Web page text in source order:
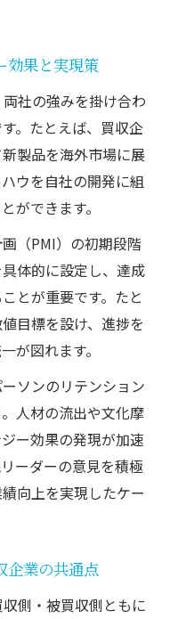
例と成長パターン
す価値と選択基準
る価値の本質とは
際の選択基準解説
面する課題と対策
実践ポイント
意思決定の流れ
効果と実現策
社の強みを掛け合わ
。たとえば、買収企
製品を海外市場に展
ウを自社の開発に組
ができます。
（PMI）の初期段階
体的に設定し、達成
とが重要です。たと
目標を設け、進捗を
が図れます。
ソンのリテンション
人材の流出や文化摩
ー効果の発現が加速
ーダーの意見を積極
向上を実現したケー
企業の共通点
側・被買収側ともに